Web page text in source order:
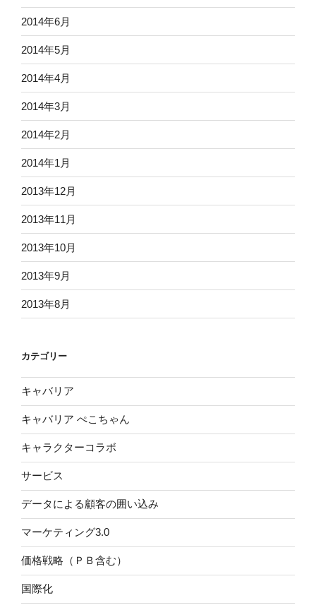
2014年6月
2014年5月
2014年4月
2014年3月
2014年2月
2014年1月
2013年12月
2013年11月
2013年10月
2013年9月
2013年8月
カテゴリー
キャバリア
キャバリア ぺこちゃん
キャラクターコラボ
サービス
データによる顧客の囲い込み
マーケティング3.0
価格戦略（ＰＢ含む）
国際化